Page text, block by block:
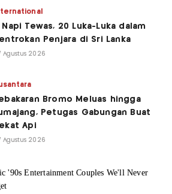
Napi Tewas, 20 Luka-Luka dalam
Penjara di Sri Lanka
Agustus 2026
Bromo Meluas hingga
Petugas Gabungan Buat
Api
Agustus 2026